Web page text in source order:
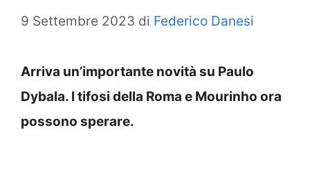
9 Settembre 2023 di Federico Danesi
Arriva un’importante novità su Paulo
Dybala. I tifosi della Roma e Mourinho ora
possono sperare.